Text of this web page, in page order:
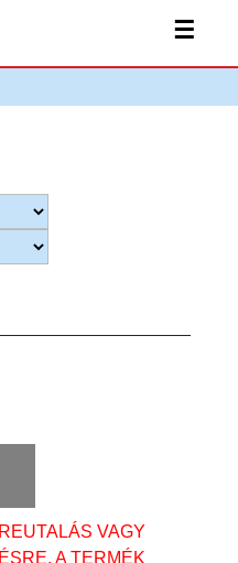
☰
VAGY
A TERMÉK